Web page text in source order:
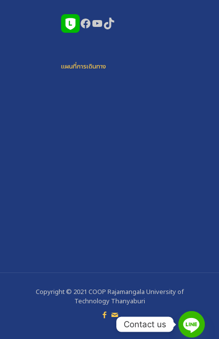
Facebook
YouTube
TikTok
แผนที่การเดินทาง
Copyright © 2021 COOP Rajamangala University of
Technology Thanyaburi
Contact us